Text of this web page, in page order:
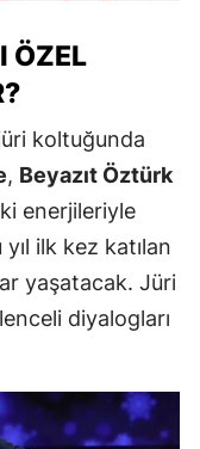
ÖZEL
koltuğunda
, Beyazıt Öztürk
enerjileriyle
ilk kez katılan
yaşatacak. Jüri
diyalogları